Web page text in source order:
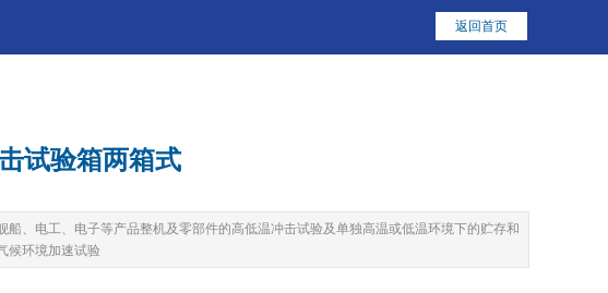
返回首页
试验箱两箱式
、电工、电子等产品整机及零部件的高低温冲击试验及单独高温或低温环境下的贮存和
候环境加速试验